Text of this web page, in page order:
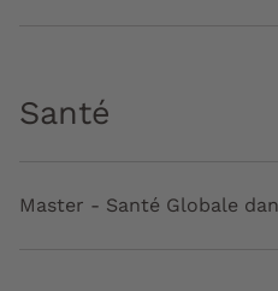
Santé
Master - Santé Globale